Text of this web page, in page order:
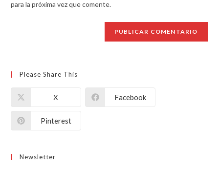
para la próxima vez que comente.
Please Share This
X Facebook
Pinterest
Newsletter